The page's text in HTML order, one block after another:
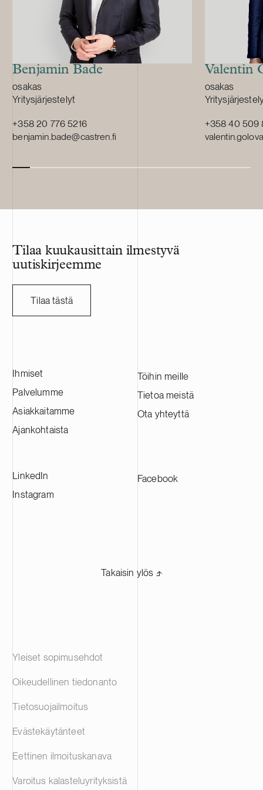
vikojen
jakelu- ja
Benjamin Bade
Position:
osakas
Primary service
Yritysjärjestelyt
+358 20 776 5216
benjamin.bade@castren.fi
Valentin
Position:
osakas
Primary
+358 40 509
Tilaa kuukausittain ilmestyvä
uutiskirjeemme
Tilaa tästä
Ihmiset
Palvelumme
Asiakkaitamme
Ajankohtaista
Töihin meille
Tietoa meistä
Ota yhteyttä
LinkedIn
Instagram
Facebook
Takaisin ylös ⬏
Yleiset sopimusehdot
Oikeudellinen tiedonanto
Tietosuojailmoitus
Evästekäytänteet
Eettinen ilmoituskanava
Varoitus kalasteluyrityksistä